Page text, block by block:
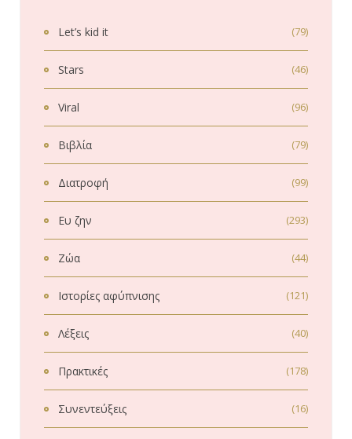
Let’s kid it (79)
Stars (46)
Viral (96)
Βιβλία (79)
Διατροφή (99)
Ευ ζην (293)
Ζώα (44)
Ιστορίες αφύπνισης (121)
Λέξεις (40)
Πρακτικές (178)
Συνεντεύξεις (16)